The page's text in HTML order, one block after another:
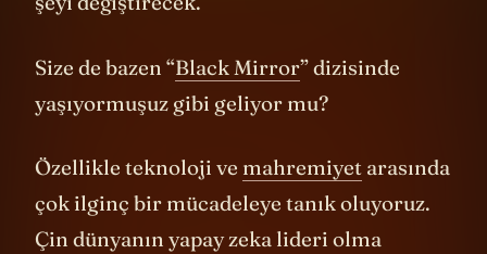
Size de bazen “Black Mirror” dizisinde
yaşıyormuşuz gibi geliyor mu?
Özellikle teknoloji ve mahremiyet arasında
çok ilginç bir mücadeleye tanık oluyoruz.
Çin dünyanın yapay zeka lideri olma